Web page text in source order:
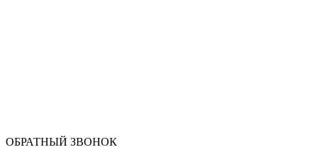
ОБРАТНЫЙ ЗВОНОК